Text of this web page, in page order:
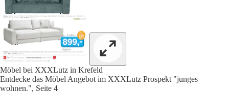
Möbel bei XXXLutz in Krefeld
Entdecke das Möbel Angebot im XXXLutz Prospekt "junges
wohnen.", Seite 4